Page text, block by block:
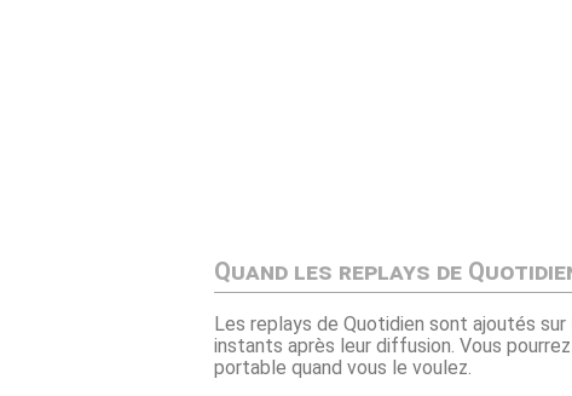
Quand les replays de
Les replays de Quotidien sont ajoutés
instants après leur diffusion. Vous
portable quand vous le voulez.